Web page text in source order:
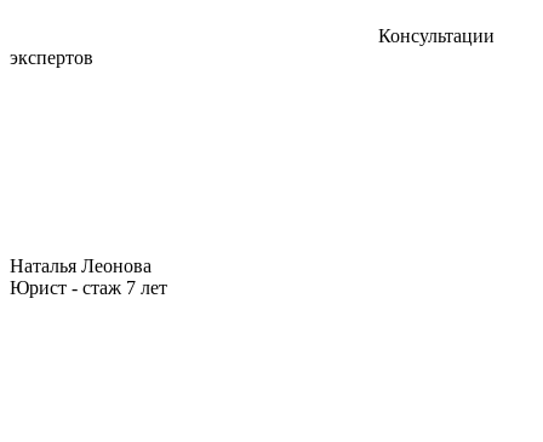
Консультации
экспертов
Наталья Леонова
Юрист - стаж 7 лет